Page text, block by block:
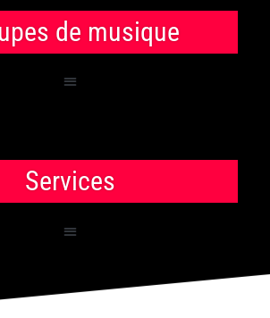
de musique
Services